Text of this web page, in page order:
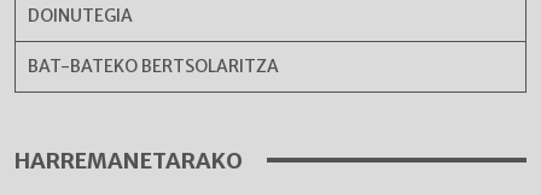
DOINUTEGIA
BAT-BATEKO BERTSOLARITZA
HARREMANETARAKO